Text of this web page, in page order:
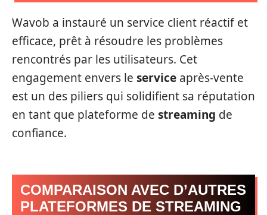
Wavob a instauré un service client réactif et
efficace, prêt à résoudre les problèmes
rencontrés par les utilisateurs. Cet
engagement envers le service après-vente
est un des piliers qui solidifient sa réputation
en tant que plateforme de streaming de
confiance.
COMPARAISON AVEC D’AUTRES
PLATEFORMES DE STREAMING